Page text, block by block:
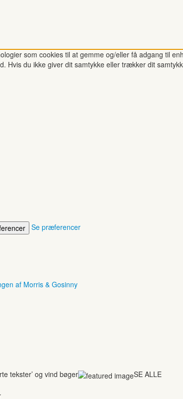
som cookies til at gemme og/eller få adgang til
Hvis du ikke giver dit samtykke eller trækker dit
Se præferencer
af Morris & Gosinny
tekster’ og vind bøger
SE ALLE